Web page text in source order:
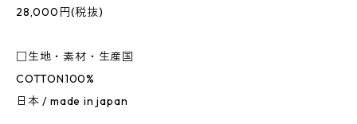
28,000円(税抜)
□生地・素材・生産国
COTTON100%
日本 / made in japan